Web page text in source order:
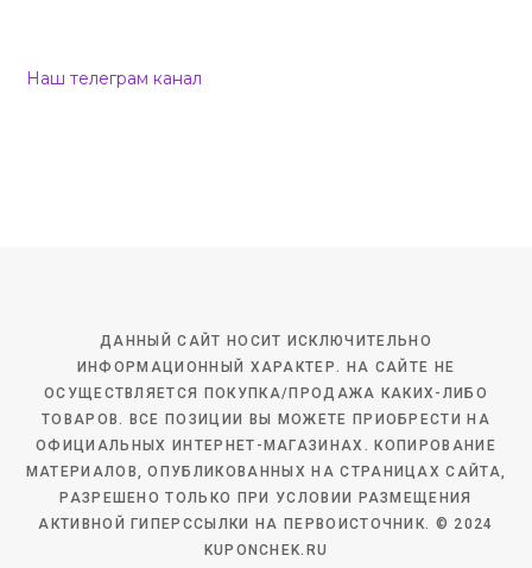
Наш телеграм канал
ДАННЫЙ САЙТ НОСИТ ИСКЛЮЧИТЕЛЬНО
ИНФОРМАЦИОННЫЙ ХАРАКТЕР. НА САЙТЕ НЕ
ОСУЩЕСТВЛЯЕТСЯ ПОКУПКА/ПРОДАЖА КАКИХ-ЛИБО
ТОВАРОВ. ВСЕ ПОЗИЦИИ ВЫ МОЖЕТЕ ПРИОБРЕСТИ НА
ОФИЦИАЛЬНЫХ ИНТЕРНЕТ-МАГАЗИНАХ. КОПИРОВАНИЕ
МАТЕРИАЛОВ, ОПУБЛИКОВАННЫХ НА СТРАНИЦАХ САЙТА,
РАЗРЕШЕНО ТОЛЬКО ПРИ УСЛОВИИ РАЗМЕЩЕНИЯ
АКТИВНОЙ ГИПЕРССЫЛКИ НА ПЕРВОИСТОЧНИК. © 2024
KUPONCHEK.RU